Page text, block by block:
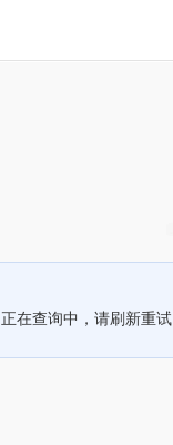
正在查询中，请刷新重试